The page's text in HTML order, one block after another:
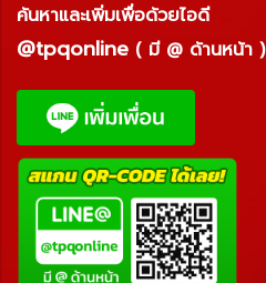
ค้นหาและเพิ่มเพื่อด้วยไอดี
@tpqonline ( มี @ ด้านหน้า )